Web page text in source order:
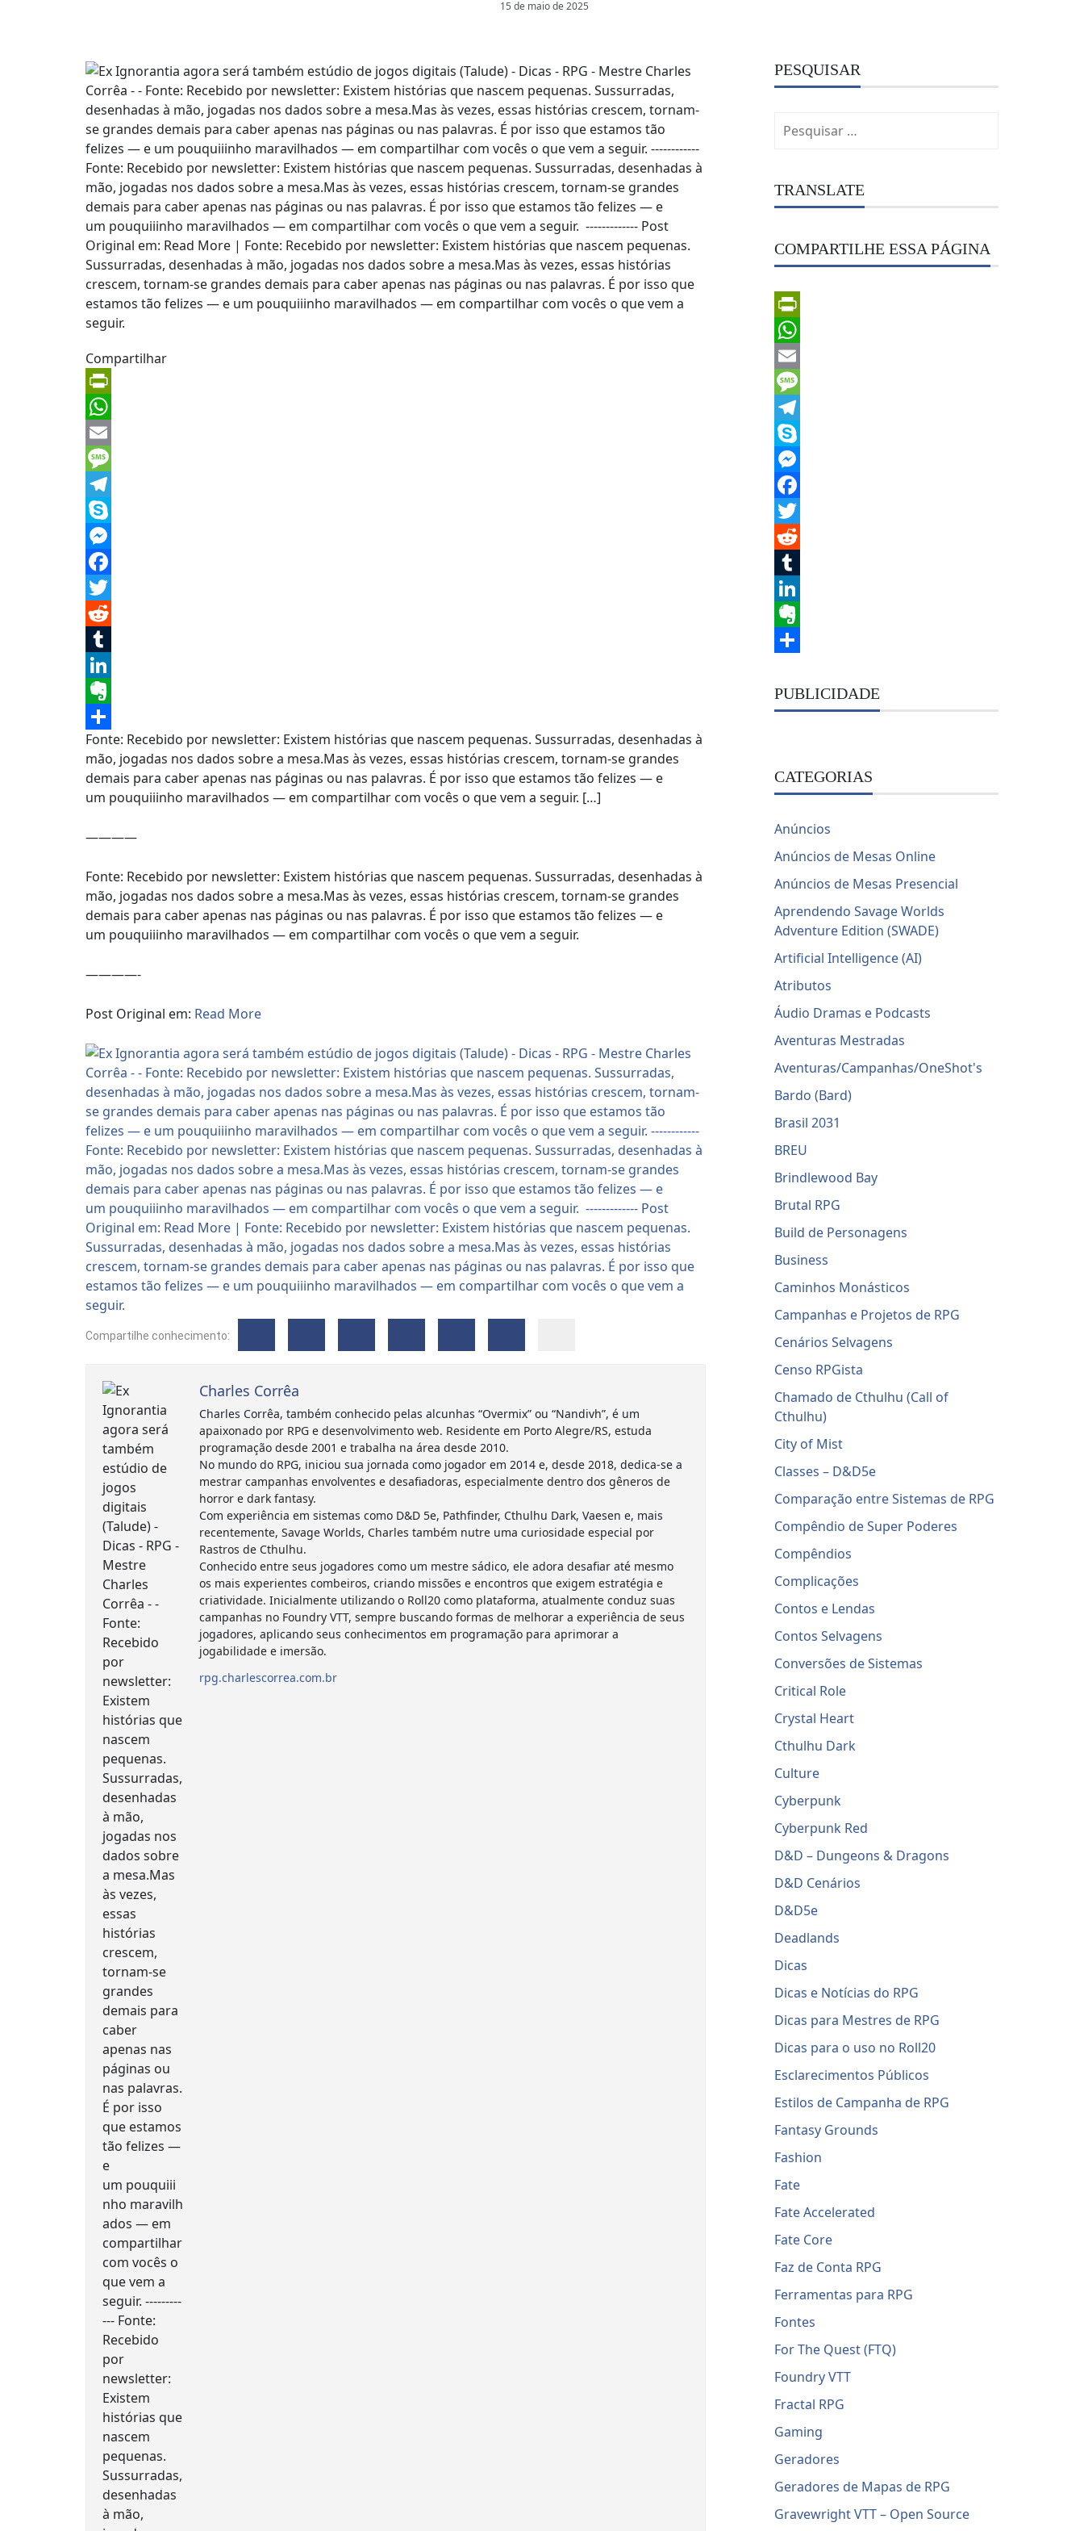
15 de maio de 2025
Compartilhar
PrintFriendly
WhatsApp
Email
Message
Telegram
Skype
Messenger
Facebook
Twitter
Reddit
Tumblr
LinkedIn
Evernote
Share
Fonte: Recebido por newsletter: Existem histórias que nascem pequenas. Sussurradas, desenhadas à
mão, jogadas nos dados sobre a mesa.Mas às vezes, essas histórias crescem, tornam-se grandes
demais para caber apenas nas páginas ou nas palavras. É por isso que estamos tão felizes — e
um pouquiiinho maravilhados — em compartilhar com vocês o que vem a seguir. […]
————
Fonte: Recebido por newsletter: Existem histórias que nascem pequenas. Sussurradas, desenhadas à
mão, jogadas nos dados sobre a mesa.Mas às vezes, essas histórias crescem, tornam-se grandes
demais para caber apenas nas páginas ou nas palavras. É por isso que estamos tão felizes — e
um pouquiiinho maravilhados — em compartilhar com vocês o que vem a seguir.
————-
Post Original em: Read More
Compartilhe conhecimento:
Charles Corrêa
Charles Corrêa, também conhecido pelas alcunhas “Overmix” ou “Nandivh”, é um
apaixonado por RPG e desenvolvimento web. Residente em Porto Alegre/RS, estuda
programação desde 2001 e trabalha na área desde 2010.
No mundo do RPG, iniciou sua jornada como jogador em 2014 e, desde 2018, dedica-se a
mestrar campanhas envolventes e desafiadoras, especialmente dentro dos gêneros de
horror e dark fantasy.
Com experiência em sistemas como D&D 5e, Pathfinder, Cthulhu Dark, Vaesen e, mais
recentemente, Savage Worlds, Charles também nutre uma curiosidade especial por
Rastros de Cthulhu.
Conhecido entre seus jogadores como um mestre sádico, ele adora desafiar até mesmo
os mais experientes combeiros, criando missões e encontros que exigem estratégia e
criatividade. Inicialmente utilizando o Roll20 como plataforma, atualmente conduz suas
campanhas no Foundry VTT, sempre buscando formas de melhorar a experiência de seus
jogadores, aplicando seus conhecimentos em programação para aprimorar a
jogabilidade e imersão.
rpg.charlescorrea.com.br
PESQUISAR
por:
TRANSLATE
COMPARTILHE ESSA PÁGINA
PrintFriendly
WhatsApp
Email
Message
Telegram
Skype
Messenger
Facebook
Twitter
Reddit
Tumblr
LinkedIn
Evernote
PUBLICIDADE
CATEGORIAS
Anúncios
Anúncios de Mesas Online
Anúncios de Mesas Presencial
Aprendendo Savage Worlds
Adventure Edition (SWADE)
Artificial Intelligence (AI)
Atributos
Áudio Dramas e Podcasts
Aventuras Mestradas
Aventuras/Campanhas/OneShot's
Bardo (Bard)
Brasil 2031
BREU
Brindlewood Bay
Brutal RPG
Build de Personagens
Business
Caminhos Monásticos
Campanhas e Projetos de RPG
Cenários Selvagens
Censo RPGista
Chamado de Cthulhu (Call of
Cthulhu)
City of Mist
Classes – D&D5e
Comparação entre Sistemas de RPG
Compêndio de Super Poderes
Compêndios
Complicações
Contos e Lendas
Contos Selvagens
Conversões de Sistemas
Critical Role
Crystal Heart
Cthulhu Dark
Culture
Cyberpunk
Cyberpunk Red
D&D – Dungeons & Dragons
D&D Cenários
D&D5e
Deadlands
Dicas
Dicas e Notícias do RPG
Dicas para Mestres de RPG
Dicas para o uso no Roll20
Esclarecimentos Públicos
Estilos de Campanha de RPG
Fantasy Grounds
Fashion
Fate
Fate Accelerated
Fate Core
Faz de Conta RPG
Ferramentas para RPG
Fontes
For The Quest (FTQ)
Foundry VTT
Fractal RPG
Gaming
Geradores
Geradores de Mapas de RPG
Gravewright VTT – Open Source